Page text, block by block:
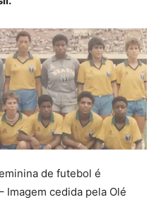
de futebol é
Imagem cedida pela Olé